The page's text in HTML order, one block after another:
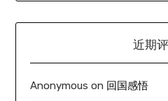
近期
Anonymous on 回国感悟